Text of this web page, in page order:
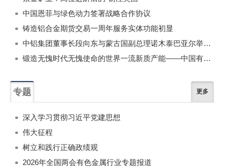
中国恩菲与绿色动力签署战略合作协议
铸造铝合金期货交易一周年服务实体功能初显
中铝集团董事长段向东与蒙古国副总理诺木泰巴亚尔举行会谈
锻造无愧时代无愧使命的世界一流新质产能——中国有色金属工业的战略应对与破局之道（二）
专题 更多
深入学习贯彻习近平党建思想
伟大征程
树立和践行正确政绩观
2026年全国两会有色金属行业专题报道